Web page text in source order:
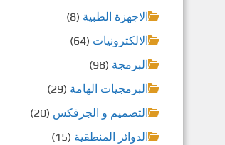
الاجهزة الطبية (8)
الالكترونيات (64)
البرمجة (98)
البرمجيات الهامة (29)
التصميم و الجرفكس (20)
الدوائر المنطقية (15)